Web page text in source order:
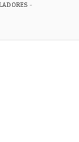
-